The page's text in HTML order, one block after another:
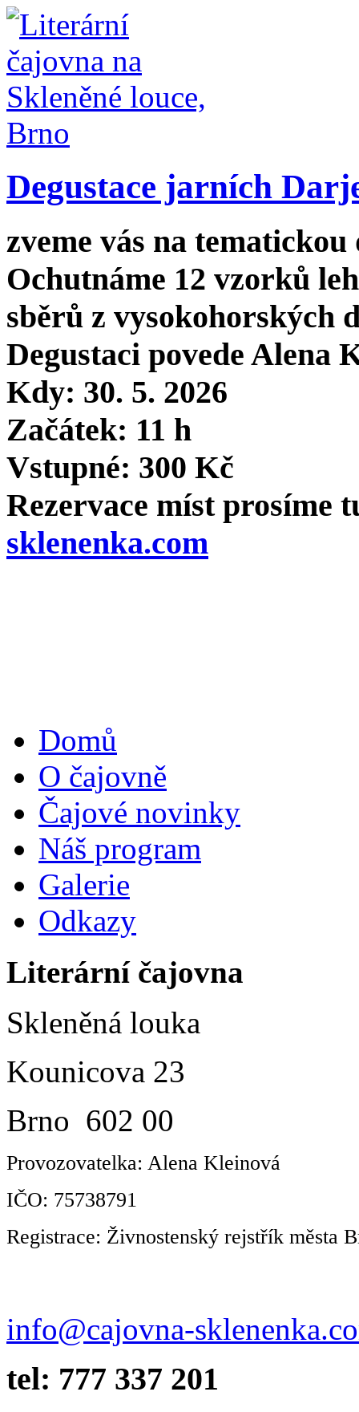
Degustace jarních
zveme vás na tematickou
Ochutnáme 12 vzorků
sběrů z vysokohorských
Degustaci povede Alena
Kdy: 30. 5. 2026
Začátek: 11 h
Vstupné: 300 Kč
Rezervace míst prosíme
sklenenka.com
Domů
O čajovně
Čajové novinky
Náš program
Galerie
Odkazy
Literární čajovna
Skleněná louka
Kounicova 23
Brno 602 00
Provozovatelka: Alena Kleinová
IČO: 75738791
Registrace: Živnostenský rejstřík města
info@cajovna-
tel: 777 337 201